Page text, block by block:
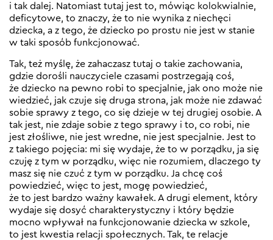
i tak dalej. Natomiast tutaj jest to, mówiąc kolokwialnie,
deficytowe, to znaczy, że to nie wynika z niechęci
dziecka, a z tego, że dziecko po prostu nie jest w stanie
w taki sposób funkcjonować.
Tak, też myślę, że zahaczasz tutaj o takie zachowania,
gdzie dorośli nauczyciele czasami postrzegają coś,
że dziecko na pewno robi to specjalnie, jak ono może nie
wiedzieć, jak czuje się druga strona, jak może nie zdawać
sobie sprawy z tego, co się dzieje w tej drugiej osobie. A
tak jest, nie zdaje sobie z tego sprawy i to, co robi, nie
jest złośliwe, nie jest wredne, nie jest specjalnie. Jest to
z takiego pojęcia: mi się wydaje, że to w porządku, ja się
czuję z tym w porządku, więc nie rozumiem, dlaczego ty
masz się nie czuć z tym w porządku. Ja chcę coś
powiedzieć, więc to jest, mogę powiedzieć,
że to jest bardzo ważny kawałek. A drugi element, który
wydaje się dosyć charakterystyczny i który będzie
mocno wpływał na funkcjonowanie dziecka w szkole,
to jest kwestia relacji społecznych. Tak, te relacje